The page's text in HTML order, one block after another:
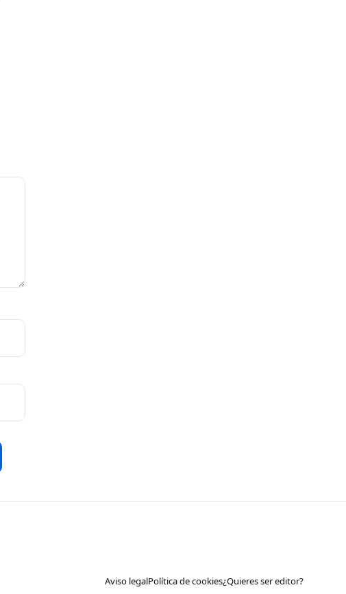
Aviso legalPolítica de cookies¿Quieres ser editor?